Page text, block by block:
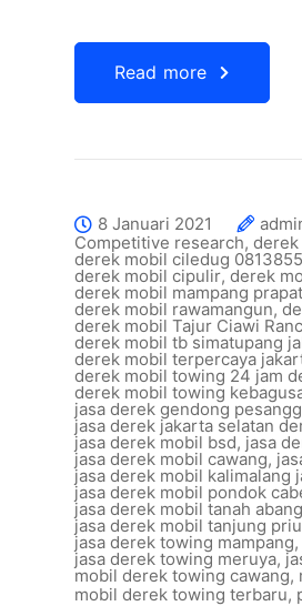
Read more
8 Januari 2021
Competitive research,
derek mobil ciledug
derek mobil cipulir,derek
derek mobil mampang
derek mobil rawamangun,
derek mobil Tajur Ciawi
derek mobil tb simatupang
derek mobil terpercaya
derek mobil towing 24 jam
derek mobil towing
jasa derek gendong
jasa derek jakarta selatan
jasa derek mobil bsd, jasa
jasa derek mobil cawang,
jasa derek mobil kalimalang
jasa derek mobil pondok
jasa derek mobil tanah abang
jasa derek mobil tanjung
jasa derek towing mampang,
jasa derek towing meruya,
mobil derek towing cawang,
mobil derek towing terbaru,